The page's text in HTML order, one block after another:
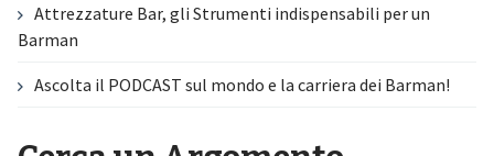
Attrezzature Bar, gli Strumenti indispensabili per un
Barman
Ascolta il PODCAST sul mondo e la carriera dei Barman!